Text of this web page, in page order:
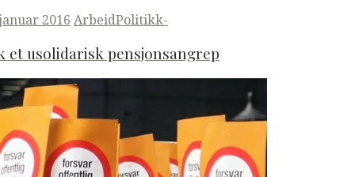
2016 ArbeidPolitikk-
et usolidarisk pensjonsangrep